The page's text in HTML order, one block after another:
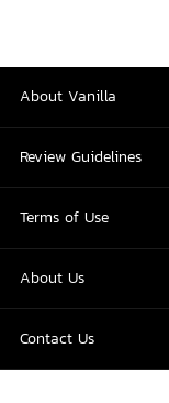
About Vanilla
Review Guidelines
Terms of Use
About Us
Contact Us